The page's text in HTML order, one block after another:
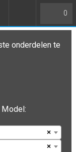
0
onderdelen te
×
×